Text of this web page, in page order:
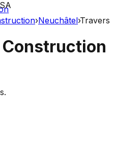
›Neuchâtel›Travers
.